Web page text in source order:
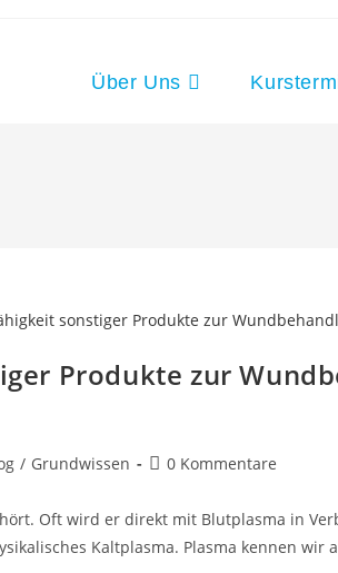
Über Uns
Produkte zur
/ Grundwissen 0 Kommentare
Oft wird er direkt mit Blutplasma in
Kaltplasma. Plasma kennen